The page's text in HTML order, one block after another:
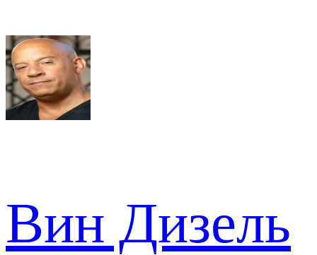
Вин Дизель